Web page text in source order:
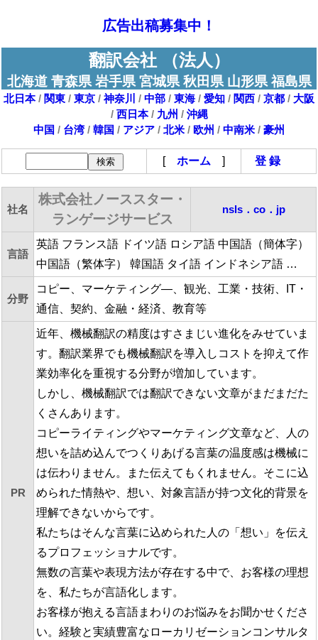
広告出稿募集中！
翻訳会社 （法人）
北海道 青森県 岩手県 宮城県 秋田県 山形県 福島県
北日本/ 関東 / 東京 / 神奈川 / 中部 / 東海 / 愛知 / 関西 / 京都 / 大阪
/ 西日本/ 九州 / 沖縄
中国 / 台湾/ 韓国 / アジア / 北米 / 欧州 / 中南米 / 豪州
[ ホーム ] 登 録
社名
株式会社ノーススター・
ランゲージサービス
nsls．co．jp
言語
英語 フランス語 ドイツ語 ロシア語 中国語（簡体字）
中国語（繁体字） 韓国語 タイ語 インドネシア語 …
分野
コピー、マーケティング―、観光、工業・技術、IT・
通信、契約、金融・経済、教育等
PR
近年、機械翻訳の精度はすさまじい進化をみせていま
す。翻訳業界でも機械翻訳を導入しコストを抑えて作
業効率化を重視する分野が増加しています。
しかし、機械翻訳では翻訳できない文章がまだまだた
くさんあります。
コピーライティングやマーケティング文章など、人の
想いを詰め込んでつくりあげる言葉の温度感は機械に
は伝わりません。また伝えてもくれません。そこに込
められた情熱や、想い、対象言語が持つ文化的背景を
理解できないからです。
私たちはそんな言葉に込められた人の「想い」を伝え
るプロフェッショナルです。
無数の言葉や表現方法が存在する中で、お客様の理想
を、私たちが言語化します。
お客様が抱える言語まわりのお悩みをお聞かせくださ
い。経験と実績豊富なローカリゼーションコンサルタ